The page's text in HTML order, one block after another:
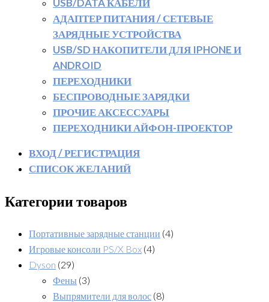
АДАПТЕР ПИТАНИЯ / СЕТЕВЫЕ
ЗАРЯДНЫЕ УСТРОЙСТВА
USB/SD НАКОПИТЕЛИ ДЛЯ IPHONE И
ANDROID
ПЕРЕХОДНИКИ
БЕСПРОВОДНЫЕ ЗАРЯДКИ
ПРОЧИЕ АКСЕССУАРЫ
ПЕРЕХОДНИКИ АЙФОН-ПРОЕКТОР
ВХОД / РЕГИСТРАЦИЯ
СПИСОК ЖЕЛАНИЙ
Категории товаров
Портативные зарядные станции (4)
Игровые консоли PS/X Box (4)
Dyson (29)
Фены (3)
Выпрямители для волос (8)